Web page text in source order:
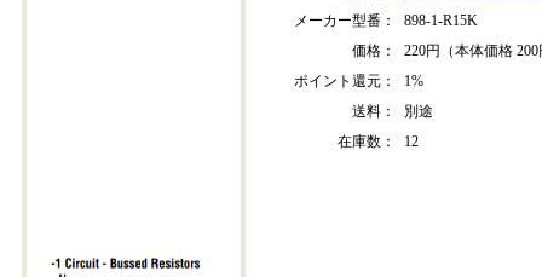
メーカー型番：
898-1-R15K
価格：
220円（本体価格
ポイント還元：
1%
送料：
別途
在庫数：
12